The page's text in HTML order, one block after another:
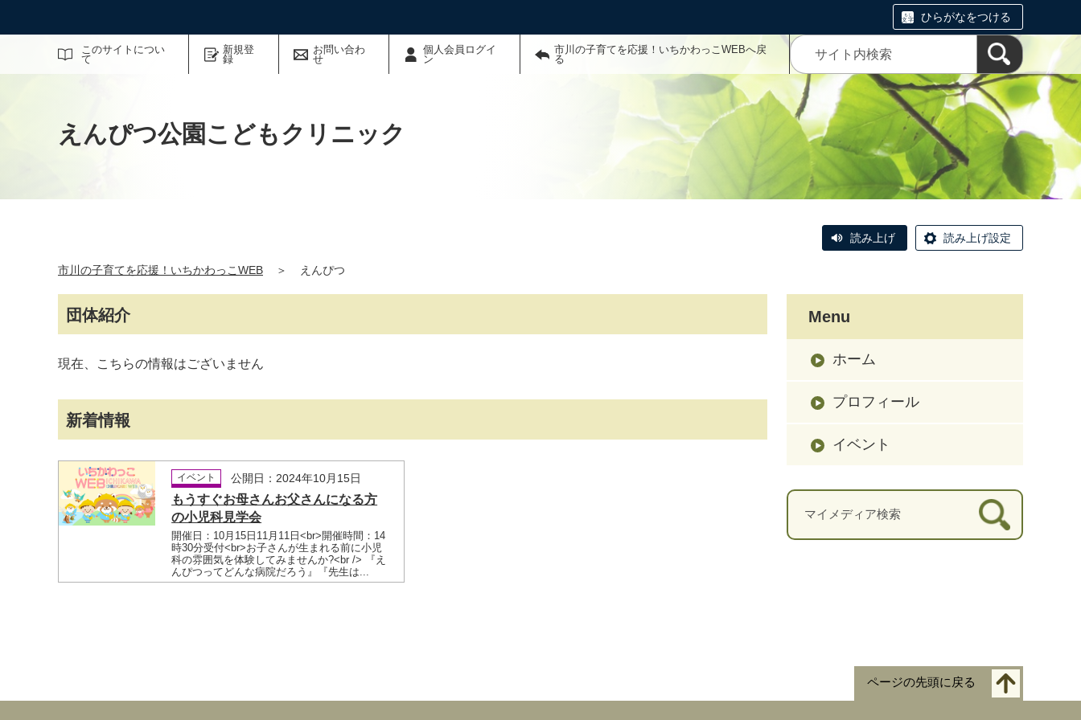
ひらがなをつける
このサイトについ
て
新規登
録
お問い合わ
せ
個人会員ログイ
ン
市川の子育てを応援！いちかわっこWEBへ戻
る
サイト内検索
えんぴつ公園こどもクリニック
読み上げ 読み上げ設定
市川の子育てを応援！いちかわっこWEB ＞ えんぴつ
団体紹介
現在、こちらの情報はございません
新着情報
イベント 公開日：2024年10月15日
もうすぐお母さんお父さんになる方
の小児科見学会
開催日：10月15日11月11日<br>開催時間：14
時30分受付<br>お子さんが生まれる前に小児
科の雰囲気を体験してみませんか?<br /> 『え
んぴつってどんな病院だろう』『先生は...
Menu
ホーム
プロフィール
イベント
マイメディア検索
ページの先頭に戻る